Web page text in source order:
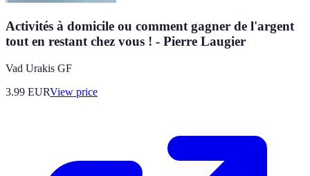
Activités à domicile ou comment gagner de l'argent
tout en restant chez vous ! - Pierre Laugier
Vad Urakis GF
3.99 EURView price